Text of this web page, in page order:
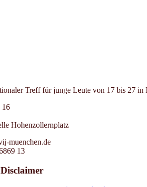
Treff für junge Leute von 17 bis 27 in
16
Hohenzollernplatz
muenchen.de
13